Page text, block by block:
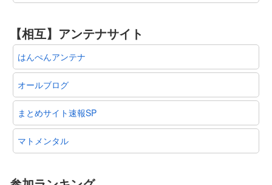
【相互】アンテナサイト
はんぺんアンテナ
オールブログ
まとめサイト速報SP
マトメンタル